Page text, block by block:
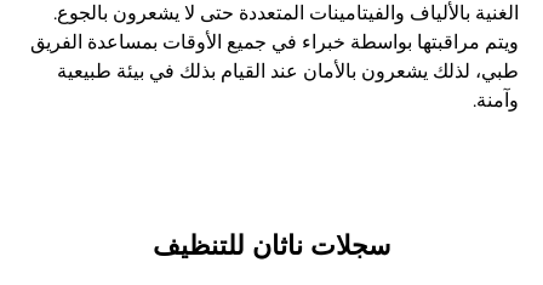
الغنية بالألياف والفيتامينات المتعددة حتى لا يشعرون بالجوع.
ويتم مراقبتها بواسطة خبراء في جميع الأوقات بمساعدة الفريق
طبي، لذلك يشعرون بالأمان عند القيام بذلك في بيئة طبيعية
وآمنة.
سجلات ناثان للتنظيف